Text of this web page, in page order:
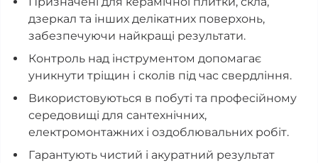
дзеркал та інших делікатних поверхонь,
забезпечуючи найкращі результати.
Контроль над інструментом допомагає
уникнути тріщин і сколів під час свердління.
Використовуються в побуті та професійному
середовищі для сантехнічних,
електромонтажних і оздоблювальних робіт.
Гарантують чистий і акуратний результат